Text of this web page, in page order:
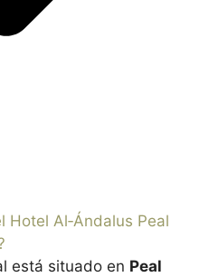
Hotel Al‑Ándalus Peal
está situado en Peal